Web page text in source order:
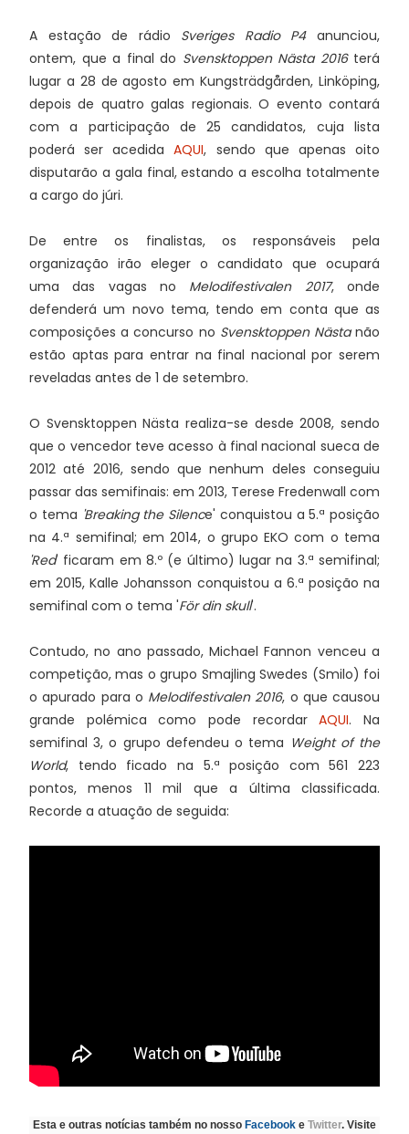
A estação de rádio Sveriges Radio P4anunciou,
ontem, que a final do Svensktoppen Nästa 2016 terá
lugar a 28 de agosto em Kungsträdgården, Linköping,
depois de quatro galas regionais. O evento contará
com a participação de 25 candidatos, cuja lista
poderá ser acedidaAQUI, sendo que apenas oito
disputarão a gala final, estando a escolha totalmente
a cargo do júri.
De entre os finalistas, os responsáveis pela
organização irão eleger o candidato que ocupará
uma das vagas no Melodifestivalen 2017, onde
defenderá um novo tema, tendo em conta que as
composições a concurso no Svensktoppen Nästanão
estão aptas para entrar na final nacional por serem
reveladas antes de 1 de setembro.
O Svensktoppen Nästa realiza-se desde 2008, sendo
que o vencedor teve acesso à final nacional sueca de
2012 até 2016, sendo que nenhum deles conseguiu
passar das semifinais: em 2013, Terese Fredenwall com
o tema 'Breaking the Silence' conquistou a 5.ª posição
na 4.ª semifinal; em 2014, o grupo EKO com o tema
'Red' ficaram em 8.º (e último) lugar na 3.ª semifinal;
em 2015, Kalle Johansson conquistou a 6.ª posição na
semifinal com o tema 'För din skull'.
Contudo, no ano passado, Michael Fannon venceu a
competição, mas o grupo Smajling Swedes (Smilo) foi
o apurado para o Melodifestivalen 2016, o que causou
grande polémica como pode recordarAQUI. Na
semifinal 3, o grupo defendeu o tema Weight of the
World, tendo ficado na 5.ª posição com 561 223
pontos, menos 11 mil que a última classificada.
Recorde a atuação de seguida:
Esta e outras notícias também no nosso Facebook e Twitter. Visite